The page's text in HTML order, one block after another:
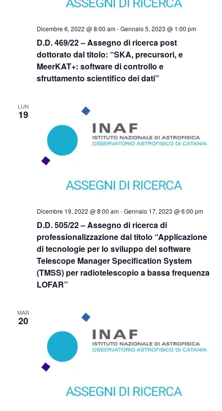
D.D. 469/22 – Assegno di ricerca post
dottorato dal titolo: “SKA, precursori, e
MeerKAT+: software di controllo e
sfruttamento scientifico dei dati”
Dicembre 6, 2022 @ 8:00 am-Gennaio 5, 2023 @ 1:00 pm
LUN
19
D.D. 505/22 – Assegno di ricerca di
professionalizzazione dal titolo “Applicazione
di tecnologie per lo sviluppo del software
Telescope Manager Specification System
(TMSS) per radiotelescopio a bassa frequenza
LOFAR”
Dicembre 19, 2022 @ 8:00 am-Gennaio 17, 2023 @ 6:00 pm
MAR
20